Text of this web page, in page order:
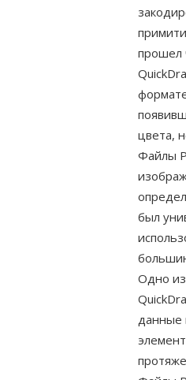
прошел
цвета,
Файлы
был
Одно
данные